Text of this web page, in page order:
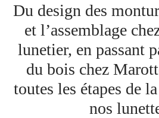
Du design des
et l’assemblage
lunetier, en passant
du bois chez
toutes les étapes de
nos